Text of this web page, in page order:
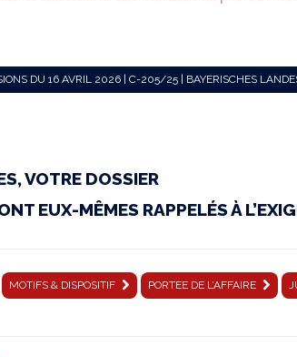
DU 16 AVRIL 2026 | C-205/25 | BAYERISCHES
VOTRE DOSSIER
EUX-MÊMES RAPPELÉS À
MOTIFS & DISPOSITIF PORTEE DE L’AFFAIRE